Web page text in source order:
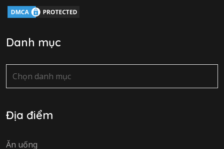
Danh mục
Danh
mục
Địa điểm
Ăn uống